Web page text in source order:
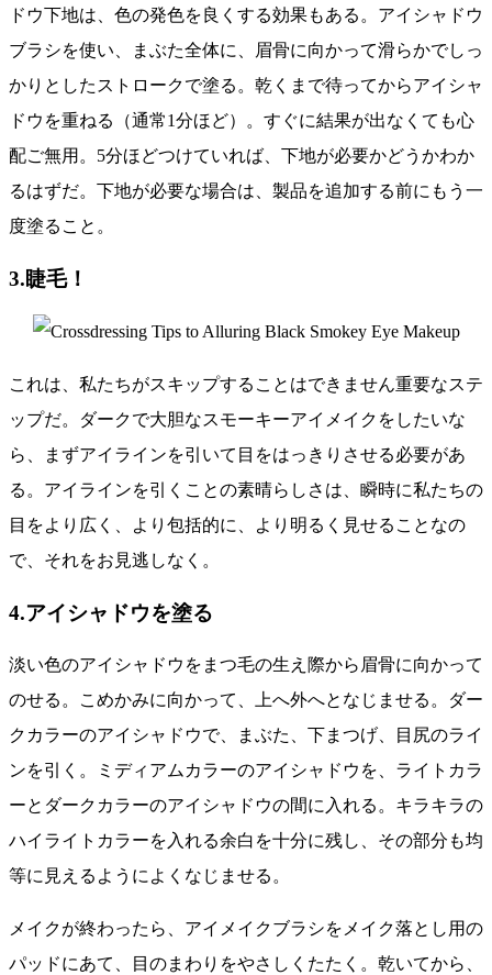
ドウ下地は、色の発色を良くする効果もある。アイシャドウ
ブラシを使い、まぶた全体に、眉骨に向かって滑らかでしっ
かりとしたストロークで塗る。乾くまで待ってからアイシャ
ドウを重ねる（通常1分ほど）。すぐに結果が出なくても心
配ご無用。5分ほどつけていれば、下地が必要かどうかわか
るはずだ。下地が必要な場合は、製品を追加する前にもう一
度塗ること。
3.睫毛！
これは、私たちがスキップすることはできません重要なステ
ップだ。ダークで大胆なスモーキーアイメイクをしたいな
ら、まずアイラインを引いて目をはっきりさせる必要があ
る。アイラインを引くことの素晴らしさは、瞬時に私たちの
目をより広く、より包括的に、より明るく見せることなの
で、それをお見逃しなく。
4.アイシャドウを塗る
淡い色のアイシャドウをまつ毛の生え際から眉骨に向かって
のせる。こめかみに向かって、上へ外へとなじませる。ダー
クカラーのアイシャドウで、まぶた、下まつげ、目尻のライ
ンを引く。ミディアムカラーのアイシャドウを、ライトカラ
ーとダークカラーのアイシャドウの間に入れる。キラキラの
ハイライトカラーを入れる余白を十分に残し、その部分も均
等に見えるようによくなじませる。
メイクが終わったら、アイメイクブラシをメイク落とし用の
パッドにあて、目のまわりをやさしくたたく。乾いてから、